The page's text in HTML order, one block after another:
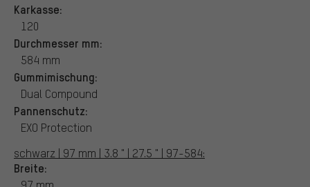
Karkasse:
120
Durchmesser mm:
584 mm
Gummimischung:
Dual Compound
Pannenschutz:
EXO Protection
schwarz | 97 mm | 3.8 " | 27.5 " | 97-584:
Breite: